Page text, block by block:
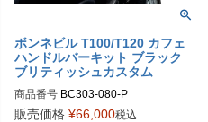
ボンネビル T100/T120 カフェ
ハンドルバーキット ブラック
ブリティッシュカスタム
商品番号 BC303-080-P
販売価格 ¥66,000税込